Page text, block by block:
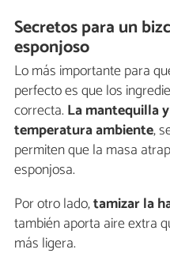
Secretos para un
esponjoso
Lo más importante para
perfecto es que los
correcta. La mantequilla
temperatura ambiente,
permiten que la masa
esponjosa.
Por otro lado,tamizar la
también aporta aire extra
más ligera.